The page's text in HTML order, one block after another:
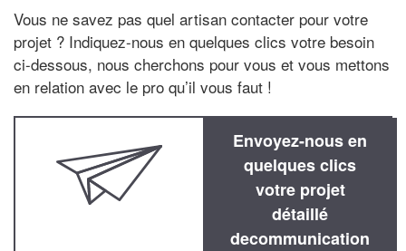
Vous ne savez pas quel artisan contacter pour votre
projet ? Indiquez-nous en quelques clics votre besoin
ci-dessous, nous cherchons pour vous et vous mettons
en relation avec le pro qu’il vous faut !
Envoyez-nous en
quelques clics
votre projet
détaillé
decommunication